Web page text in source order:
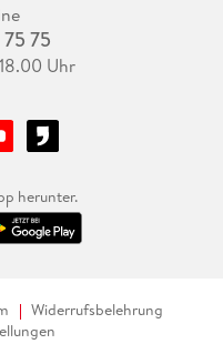
75
Uhr
herunter.
Widerrufsbelehrung